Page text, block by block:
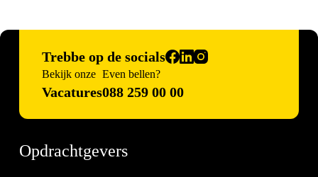
Trebbe op de socials
Bekijk onze
Vacatures
Even bellen?
088 259 00 00
Opdrachtgevers